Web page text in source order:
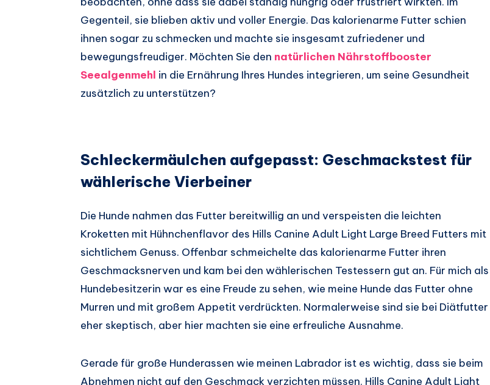
Gegenteil, sie blieben aktiv und voller Energie. Das kalorienarme Futter schien
ihnen sogar zu schmecken und machte sie insgesamt zufriedener und
bewegungsfreudiger. Möchten Sie den natürlichen Nährstoffbooster
Seealgenmehl in die Ernährung Ihres Hundes integrieren, um seine Gesundheit
zusätzlich zu unterstützen?
Schleckermäulchen aufgepasst: Geschmackstest für
wählerische Vierbeiner
Die Hunde nahmen das Futter bereitwillig an und verspeisten die leichten
Kroketten mit Hühnchenflavor des Hills Canine Adult Light Large Breed Futters mit
sichtlichem Genuss. Offenbar schmeichelte das kalorienarme Futter ihren
Geschmacksnerven und kam bei den wählerischen Testessern gut an. Für mich als
Hundebesitzerin war es eine Freude zu sehen, wie meine Hunde das Futter ohne
Murren und mit großem Appetit verdrückten. Normalerweise sind sie bei Diätfutter
eher skeptisch, aber hier machten sie eine erfreuliche Ausnahme.
Gerade für große Hunderassen wie meinen Labrador ist es wichtig, dass sie beim
Abnehmen nicht auf den Geschmack verzichten müssen. Hills Canine Adult Light